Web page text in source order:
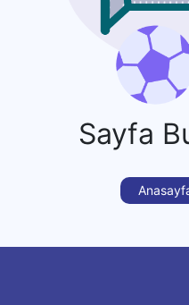
Sayfa